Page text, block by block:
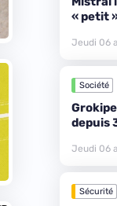
« petit
Jeudi 06
Société
depuis
Jeudi 06
Sécurité